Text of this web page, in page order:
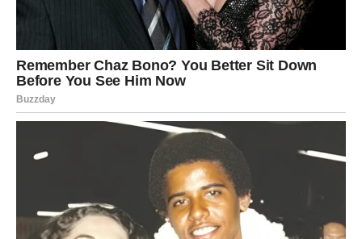
Jedan razgovor mogao bi vam potpuno promijeniti
mišljenje o nekome.
Sudbina vam otkriva pravu istinu
Pred vama su veoma važni trenuci.
JARAC
Jarčevi konačno shvataju ko im iskreno želi dobro.